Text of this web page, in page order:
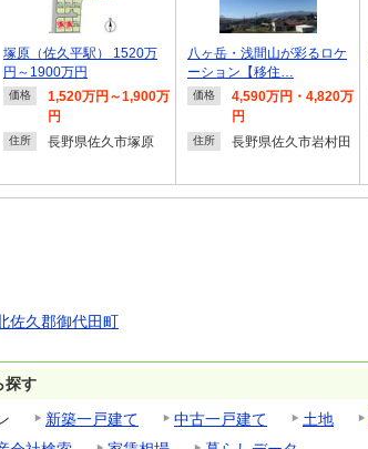
塚原（佐久平駅） 1520万
円～1900万円
価格
1,520万円～1,900万
円
住所 長野県佐久市塚原
八ヶ岳・浅間山が彩るロケ
ーション【移住…
価格
4,590万円・4,820万
円
住所 長野県佐久市岩村田
佐久郡御代田町
探す
新築一戸建て 中古一戸建て 土地